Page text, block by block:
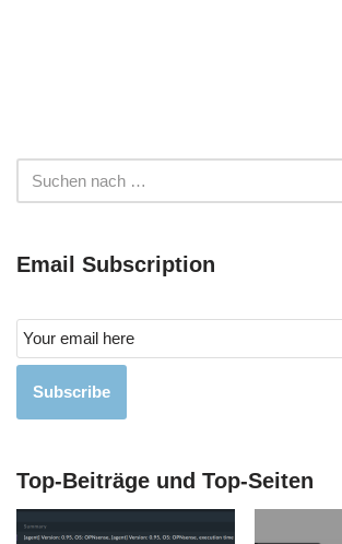
Email Subscription
Subscribe
Top-Beiträge und Top-Seiten